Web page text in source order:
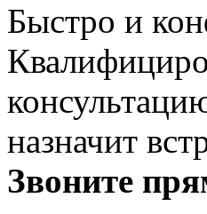
Быстро и
назначит
Звоните